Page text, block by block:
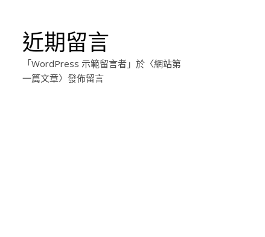
近期留言
「WordPress 示範留言者 」於〈網站第
一篇文章〉發佈留言